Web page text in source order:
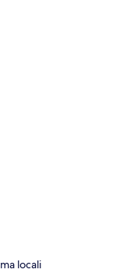
locali